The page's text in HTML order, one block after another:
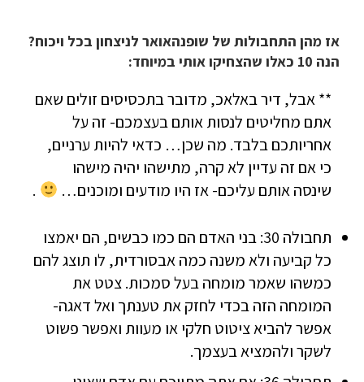
אז מהן התחבולות של שופנהאואר לניצחון בכל ויכוח?
הנה 10 כאלו שהצחיקו אותי במיוחד:
** אבל, דיר באלאכ, מדובר בתכסיסים זולים שאם
אתם מחליטים לנסות אותם בעצמכם- זה על
אחריותכם בלבד. מה שכן… כדאי להיות ערניים,
כי אם זה עדיין לא קרה, מתישהו יהיה מישהו
שינסה אותם עליכם- אז היו מודעים ומוכנים…
.
תחבולה 30: בני האדם הם כמו כבשים, הם יאמצו
כל קביעה ולא משנה כמה אבסורדית, לו תוצג להם
כמשהו שאמר מומחה בעל סמכות. צטט את
המומחה הזה בכדי לחזק את טענתך ואל דאגה-
אפשר להביא ציטוט חלקי או מעוות ואפשר פשוט
לשקר ולהמציא בעצמך.